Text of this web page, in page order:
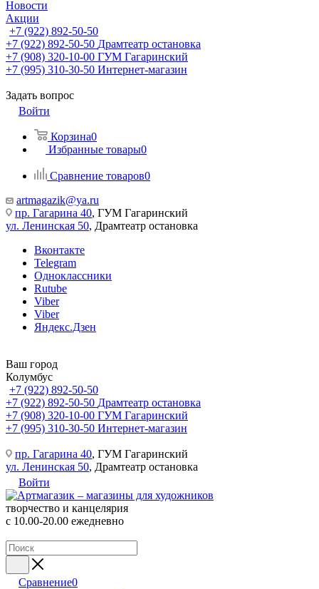
Новости
Акции
+7 (922) 892-50-50
+7 (922) 892-50-50 Драмтеатр остановка
+7 (908) 320-10-00 ГУМ Гагаринский
+7 (995) 310-30-50 Интернет-магазин
Задать вопрос
Войти
Корзина0
Избранные товары0
Сравнение товаров0
artmagazik@ya.ru
пр. Гагарина 40, ГУМ Гагаринский
ул. Ленинская 50, Драмтеатр остановка
Вконтакте
Telegram
Одноклассники
Rutube
Viber
Viber
Яндекс.Дзен
Ваш город
Колумбус
+7 (922) 892-50-50
+7 (922) 892-50-50 Драмтеатр остановка
+7 (908) 320-10-00 ГУМ Гагаринский
+7 (995) 310-30-50 Интернет-магазин
пр. Гагарина 40, ГУМ Гагаринский
ул. Ленинская 50, Драмтеатр остановка
Войти
творчество и канцелярия
с 10.00-20.00 ежедневно
Сравнение0